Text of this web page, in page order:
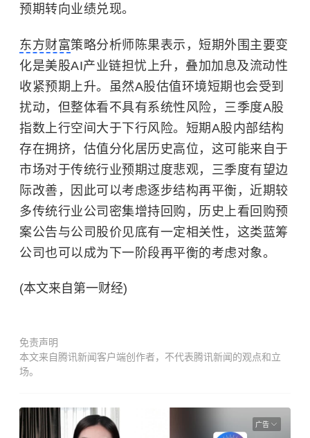
预期转向业绩兑现。
东方财富策略分析师陈果表示，短期外围主要变
化是美股AI产业链担忧上升，叠加加息及流动性
收紧预期上升。虽然A股估值环境短期也会受到
扰动，但整体看不具有系统性风险，三季度A股
指数上行空间大于下行风险。短期A股内部结构
存在拥挤，估值分化居历史高位，这可能来自于
市场对于传统行业预期过度悲观，三季度有望边
际改善，因此可以考虑逐步结构再平衡，近期较
多传统行业公司密集增持回购，历史上看回购预
案公告与公司股价见底有一定相关性，这类蓝筹
公司也可以成为下一阶段再平衡的考虑对象。
(本文来自第一财经)
免责声明
本文来自腾讯新闻客户端创作者，不代表腾讯新闻的观点和立
场。
广告